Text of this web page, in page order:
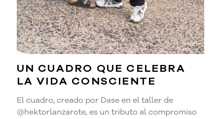
UN CUADRO QUE CELEBRA
LA VIDA CONSCIENTE
El cuadro, creado por Dase en el taller de
@hektorlanzarote, es un tributo al compromiso